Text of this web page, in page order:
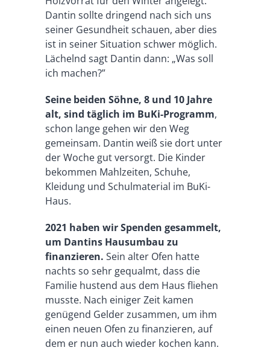
Dantin sollte dringend nach sich uns
seiner Gesundheit schauen, aber dies
ist in seiner Situation schwer möglich.
Lächelnd sagt Dantin dann: „Was soll
ich machen?”
Seine beiden Söhne, 8 und 10 Jahre
alt, sind täglich im BuKi-Programm,
schon lange gehen wir den Weg
gemeinsam. Dantin weiß sie dort unter
der Woche gut versorgt. Die Kinder
bekommen Mahlzeiten, Schuhe,
Kleidung und Schulmaterial im BuKi-
Haus.
2021 haben wir Spenden gesammelt,
um Dantins Hausumbau zu
finanzieren. Sein alter Ofen hatte
nachts so sehr gequalmt, dass die
Familie hustend aus dem Haus fliehen
musste. Nach einiger Zeit kamen
genügend Gelder zusammen, um ihm
einen neuen Ofen zu finanzieren, auf
dem er nun auch wieder kochen kann.